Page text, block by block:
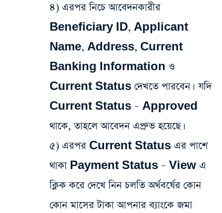
৪) এরপর নিচে আবেদনকারীর
Beneficiary ID, Applicant
Name, Address, Current
Banking Information ও
Current Status দেখতে পারবেন। যদি
Current Status – Approved
থাকে, তাহলে আবেদন এপ্রুভ হয়েছে।
৫) এরপর Current Status এর পাশে
থাকা Payment Status – View এ
ক্লিক করে দেখে নিন চলতি অর্থবর্ষের কোন
কোন মাসের টাকা আপনার ব্যাংকে জমা